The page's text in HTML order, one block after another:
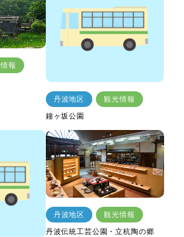
報
丹波地区
観光情報
鐘ヶ坂公園
丹波地区
観光情報
丹波伝統工芸公園・立杭陶の郷